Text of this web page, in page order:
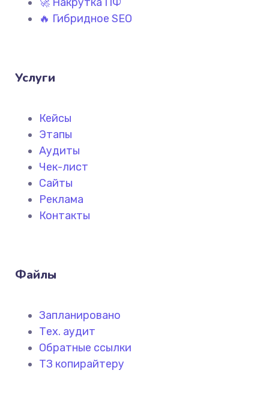
🔥 Гибридное SEO
Услуги
Кейсы
Этапы
Аудиты
Чек-лист
Сайты
Реклама
Контакты
Файлы
Запланировано
Тех. аудит
Обратные ссылки
ТЗ копирайтеру